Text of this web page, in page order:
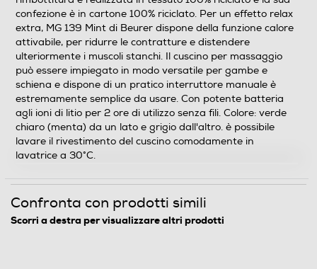
Ampiezza massaggio regolabile
Autospegnimento
Altre funzioni
100% riciclato - Batteria ricaricabile agli ioni di litio per 2
ore di utilizzo senza fili - Varie applicazioni per spalle,
cervicale, schiena e gambe grazie alla forma universale
del cuscino - Comoda superficie in tessuto a rete
confezione è in cartone 100% riciclato. Per un effetto relax
extra, MG 139 Mint di Beurer dispone della funzione calore
attivabile, per ridurre le contratture e distendere
ulteriormente i muscoli stanchi. Il cuscino per massaggio
può essere impiegato in modo versatile per gambe e
schiena e dispone di un pratico interruttore manuale è
estremamente semplice da usare. Con potente batteria
agli ioni di litio per 2 ore di utilizzo senza fili. Colore: verde
chiaro (menta) da un lato e grigio dall'altro. è possibile
lavare il rivestimento del cuscino comodamente in
lavatrice a 30°C.
Confronta con prodotti simili
Scorri a destra per visualizzare altri prodotti